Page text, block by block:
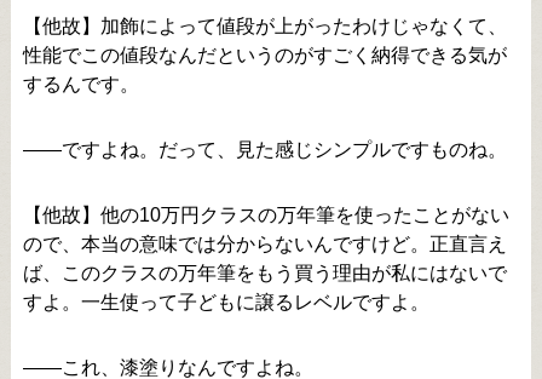
【他故】加飾によって値段が上がったわけじゃなくて、
性能でこの値段なんだというのがすごく納得できる気が
するんです。
――ですよね。だって、見た感じシンプルですものね。
【他故】他の10万円クラスの万年筆を使ったことがない
ので、本当の意味では分からないんですけど。正直言え
ば、このクラスの万年筆をもう買う理由が私にはないで
すよ。一生使って子どもに譲るレベルですよ。
――これ、漆塗りなんですよね。